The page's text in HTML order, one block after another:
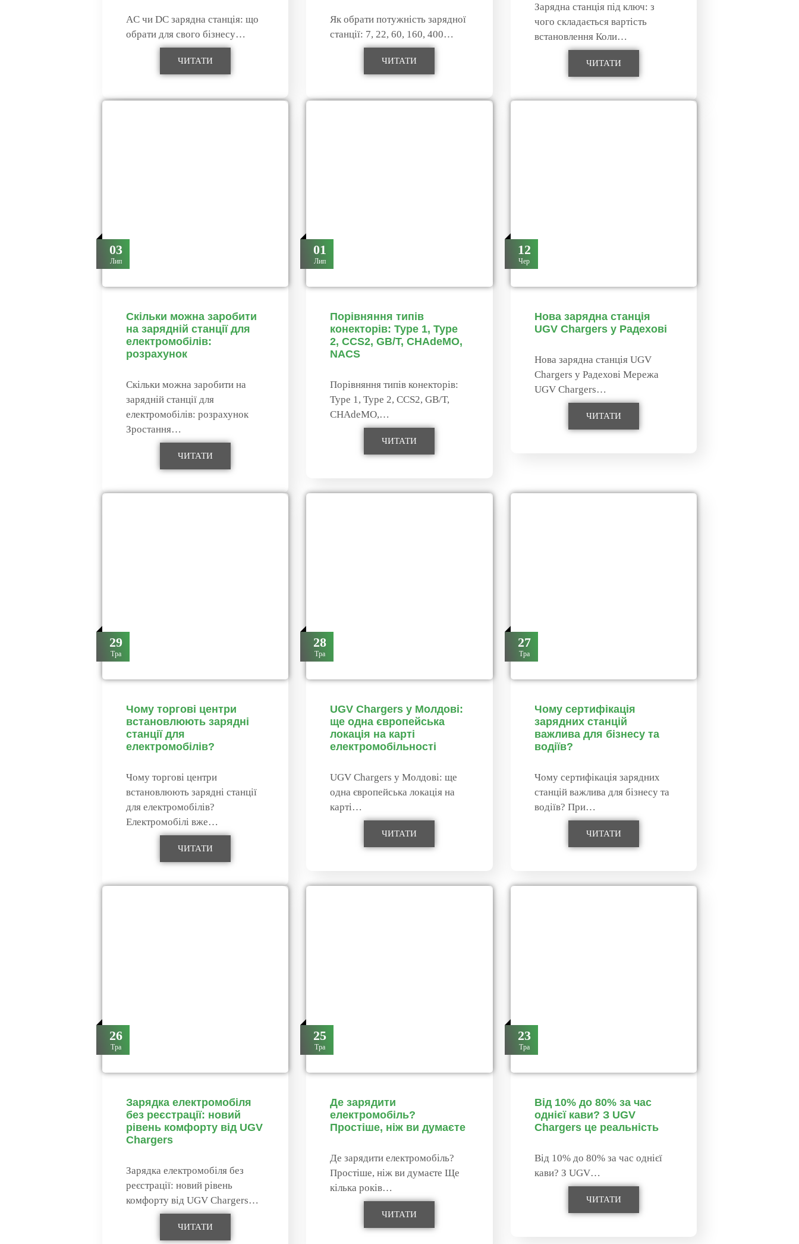
AC чи DC зарядна станція: що
обрати для свого бізнесу…
ЧИТАТИ
Як обрати потужність зарядної
станції: 7, 22, 60, 160, 400…
ЧИТАТИ
Зарядна станція під ключ: з
чого складається вартість
встановлення Коли…
ЧИТАТИ
03
Лип
Скільки можна заробити
на зарядній станції для
електромобілів:
розрахунок
Скільки можна заробити на
зарядній станції для
електромобілів: розрахунок
Зростання…
ЧИТАТИ
01
Лип
Порівняння типів
конекторів: Type 1, Type
2, CCS2, GB/T, CHAdeMO,
NACS
Порівняння типів конекторів:
Type 1, Type 2, CCS2, GB/T,
CHAdeMO,…
ЧИТАТИ
12
Чер
Нова зарядна станція
UGV Chargers у Радехові
Нова зарядна станція UGV
Chargers у Радехові Мережа
UGV Chargers…
ЧИТАТИ
29
Тра
Чому торгові центри
встановлюють зарядні
станції для
електромобілів?
Чому торгові центри
встановлюють зарядні станції
для електромобілів?
Електромобілі вже…
ЧИТАТИ
28
Тра
UGV Chargers у Молдові:
ще одна європейська
локація на карті
електромобільності
UGV Chargers у Молдові: ще
одна європейська локація на
карті…
ЧИТАТИ
27
Тра
Чому сертифікація
зарядних станцій
важлива для бізнесу та
водіїв?
Чому сертифікація зарядних
станцій важлива для бізнесу та
водіїв? При…
ЧИТАТИ
26
Тра
Зарядка електромобіля
без реєстрації: новий
рівень комфорту від UGV
Chargers
Зарядка електромобіля без
реєстрації: новий рівень
комфорту від UGV Chargers…
ЧИТАТИ
25
Тра
Де зарядити
електромобіль?
Простішe, ніж ви думаєте
Де зарядити електромобіль?
Простішe, ніж ви думаєте Ще
кілька років…
ЧИТАТИ
23
Тра
Від 10% до 80% за час
однієї кави? З UGV
Chargers це реальність
Від 10% до 80% за час однієї
кави? З UGV…
ЧИТАТИ